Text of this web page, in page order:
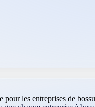
pour les entreprises de